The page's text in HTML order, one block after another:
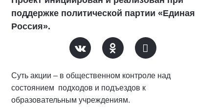
поддержке политической партии «Единая
Россия».
Суть акции – в общественном контроле над
состоянием подходов и подъездов к
образовательным учреждениям.